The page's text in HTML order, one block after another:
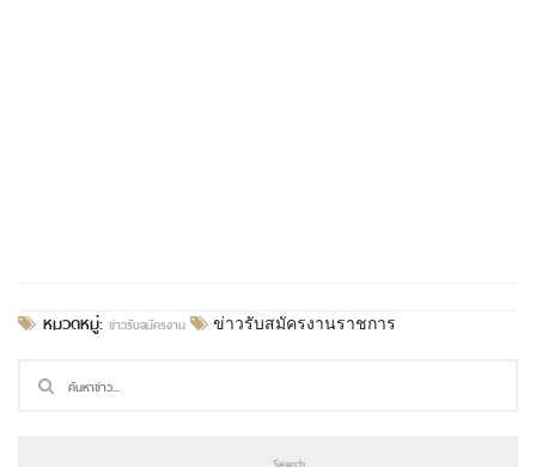
หมวดหมู่: ข่าวรับสมัครงาน ข่าวรับสมัครงานราชการ